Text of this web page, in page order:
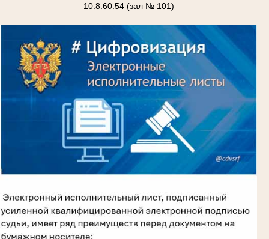
10.8.60.54 (зал № 101)